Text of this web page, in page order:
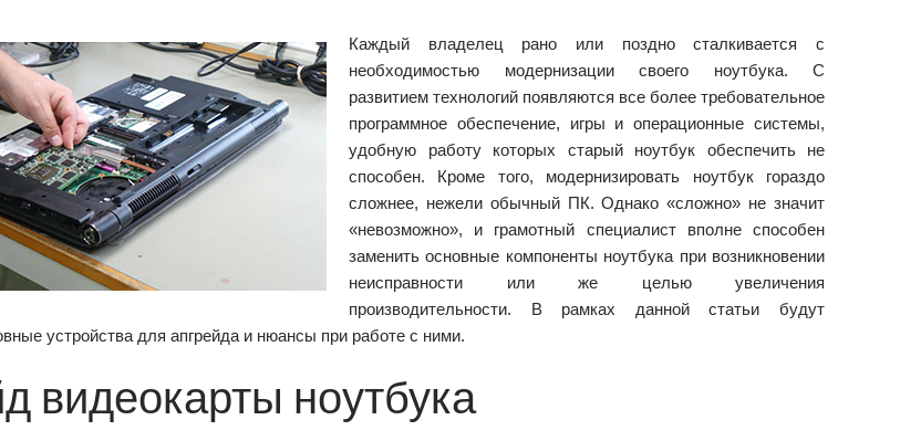
Каждый владелец рано или поздно сталкивается с
необходимостью модернизации своего ноутбука. С
развитием технологий появляются все более требовательное
программное обеспечение, игры и операционные системы,
удобную работу которых старый ноутбук обеспечить не
способен. Кроме того, модернизировать ноутбук гораздо
сложнее, нежели обычный ПК. Однако «сложно» не значит
«невозможно», и грамотный специалист вполне способен
заменить основные компоненты ноутбука при возникновении
неисправности или же целью увеличения
производительности. В рамках данной статьи будут
устройства для апгрейда и нюансы при работе с ними.
видеокарты ноутбука